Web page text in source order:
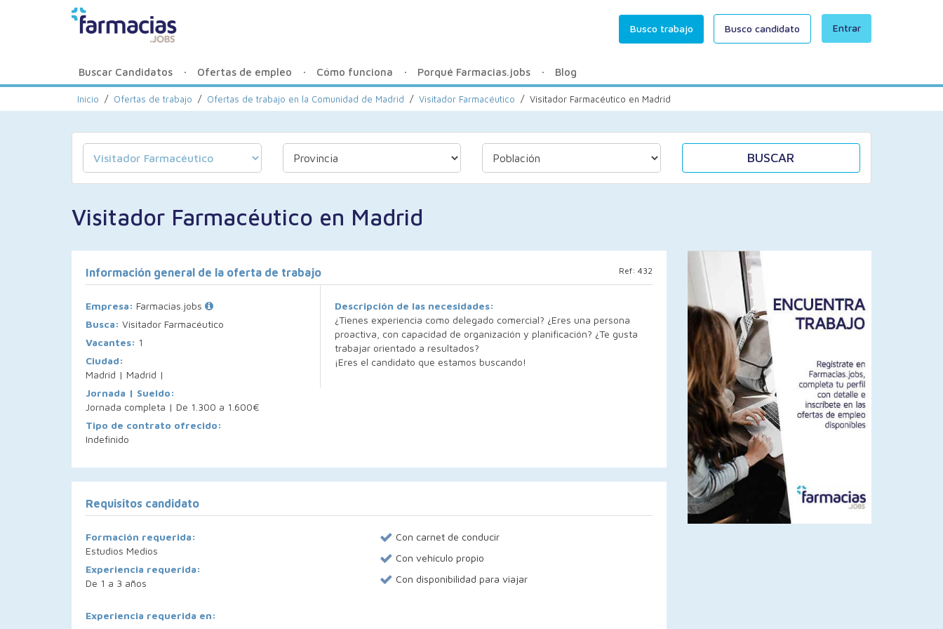
Entrar
Busco trabajo Busco candidato
Buscar Candidatos Ofertas de empleo Cómo funciona Porqué Farmacias.jobs Blog
Inicio / Ofertas de trabajo / Ofertas de trabajo en la Comunidad de Madrid / Visitador Farmacéutico / Visitador Farmacéutico en Madrid
BUSCAR
Visitador Farmacéutico en Madrid
Ref: 432
Información general de la oferta de trabajo
Empresa: Farmacias.jobs
Busca: Visitador Farmacéutico
Vacantes: 1
Ciudad:
Madrid | Madrid |
Jornada | Sueldo:
Jornada completa | De 1.300 a 1.600€
Tipo de contrato ofrecido:
Indefinido
Descripción de las necesidades:
¿Tienes experiencia como delegado comercial? ¿Eres una persona
proactiva, con capacidad de organización y planificación? ¿Te gusta
trabajar orientado a resultados?
¡Eres el candidato que estamos buscando!
Requisitos candidato
Formación requerida:
Estudios Medios
Experiencia requerida:
De 1 a 3 años
Con carnet de conducir
Con vehículo propio
Con disponibilidad para viajar
Experiencia requerida en: